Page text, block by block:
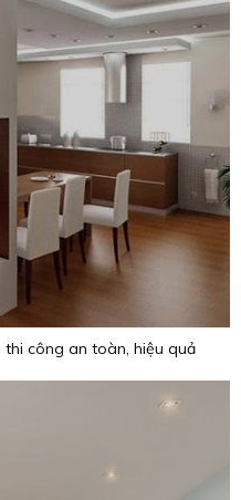
công an toàn, hiệu quả